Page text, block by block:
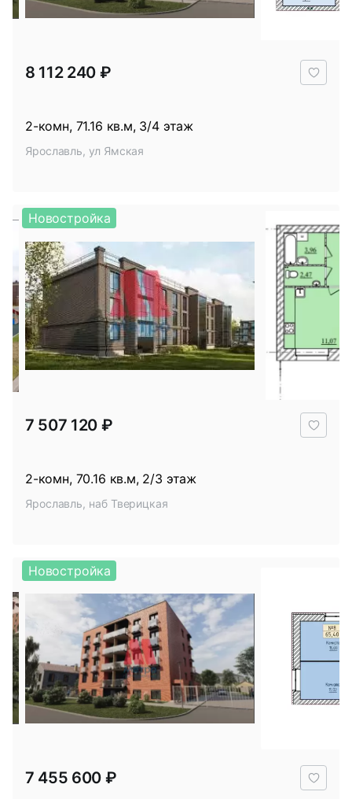
2-комн, 71.16 кв.м, 3/4 этаж
Ярославль, ул Ямская
8 112 240 ₽
2-комн, 70.16 кв.м, 2/3 этаж
Ярославль, наб Тверицкая
7 507 120 ₽
Новостройка
7 455 600 ₽
Новостройка